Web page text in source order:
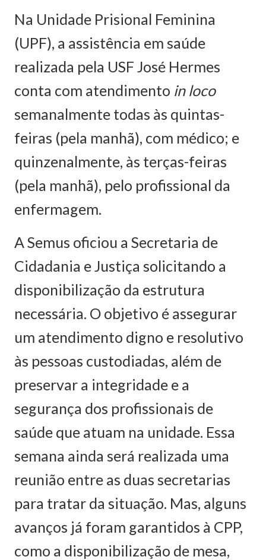
Na Unidade Prisional Feminina
(UPF), a assistência em saúde
realizada pela USF José Hermes
conta com atendimento in loco
semanalmente todas às quintas-
feiras (pela manhã), com médico; e
quinzenalmente, às terças-feiras
(pela manhã), pelo profissional da
enfermagem.
A Semus oficiou a Secretaria de
Cidadania e Justiça solicitando a
disponibilização da estrutura
necessária. O objetivo é assegurar
um atendimento digno e resolutivo
às pessoas custodiadas, além de
preservar a integridade e a
segurança dos profissionais de
saúde que atuam na unidade. Essa
semana ainda será realizada uma
reunião entre as duas secretarias
para tratar da situação. Mas, alguns
avanços já foram garantidos à CPP,
como a disponibilização de mesa,